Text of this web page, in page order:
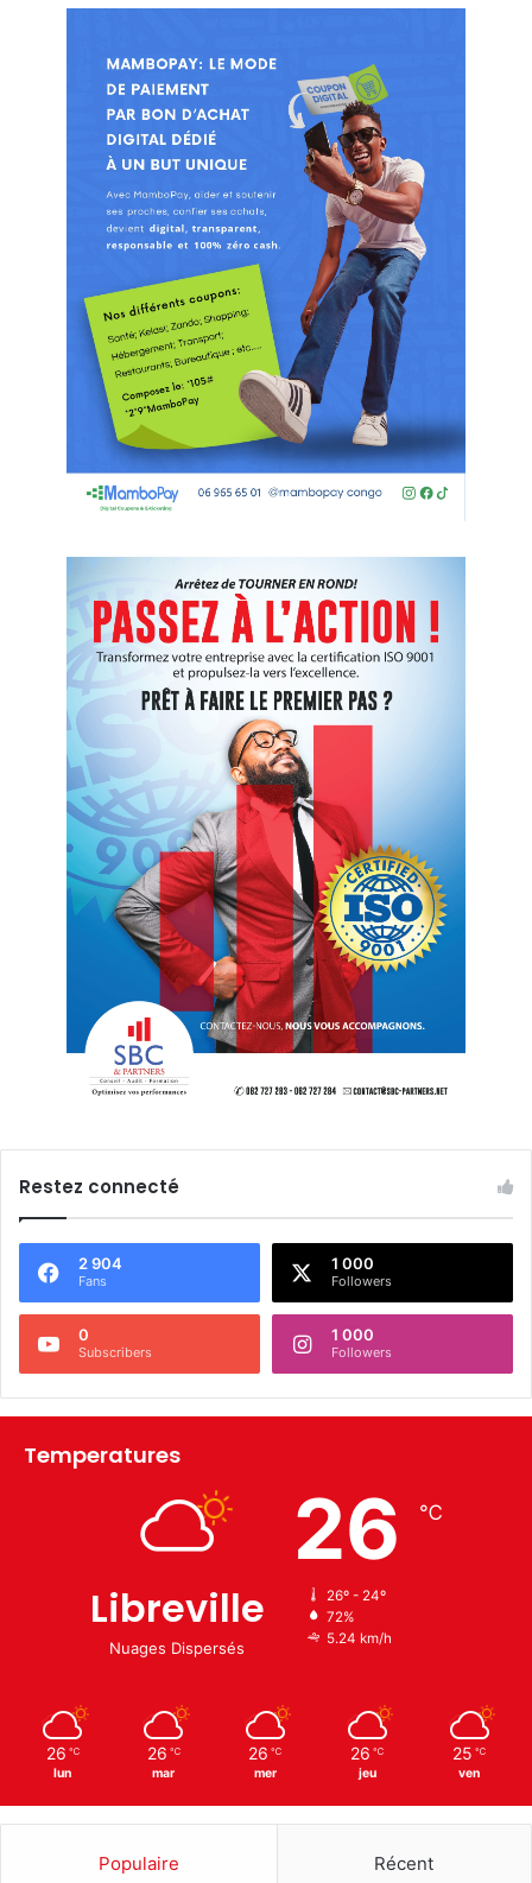
Restez connecté
2 904
Fans
1 000
Followers
0
Subscribers
1 000
Followers
Temperatures
Libreville
Nuages Dispersés
26 ℃
26º - 24º
72%
5.24 km/h
26 ℃
lun
26 ℃
mar
26 ℃
mer
26 ℃
jeu
25 ℃
ven
Populaire Récent